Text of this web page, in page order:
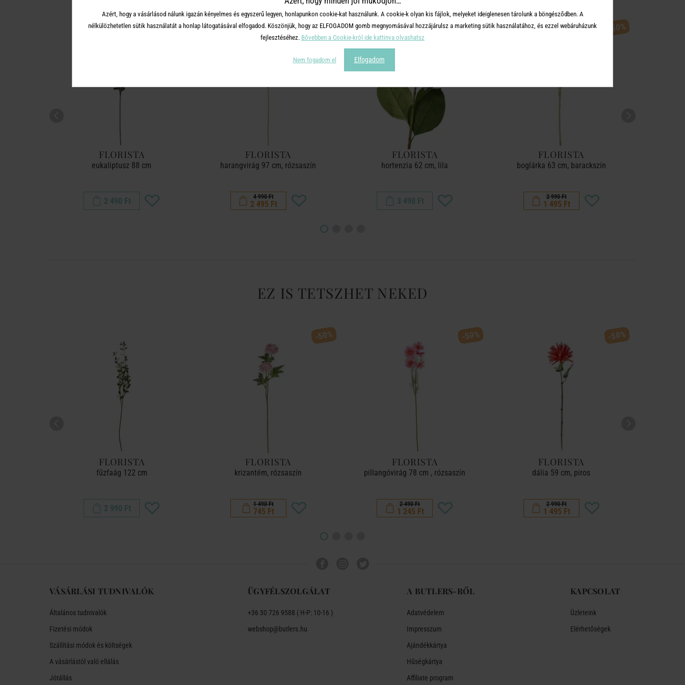
FLORISTA
eukaliptusz 88 cm
2 490 Ft
-50%
FLORISTA
harangvirág 97 cm, rózsaszín
4 990 Ft
2 495 Ft
FLORISTA
hortenzia 62 cm, lila
3 490 Ft
-50%
FLORISTA
boglárka 63 cm, barackszín
2 990 Ft
1 495 Ft
EZ IS TETSZHET NEKED
FLORISTA
fűzfaág 122 cm
2 990 Ft
-50%
FLORISTA
krizantém, rózsaszín
1 490 Ft
745 Ft
-50%
FLORISTA
pillangóvirág 78 cm , rózsaszín
2 490 Ft
1 245 Ft
-50%
FLORISTA
dália 59 cm, piros
2 990 Ft
1 495 Ft
VÁSÁRLÁSI TUDNIVALÓK
Általános tudnivalók
Fizetési módok
Szállítási módok és költségek
A vásárlástól való ellálás
Jótállás
ÜGYFÉLSZOLGÁLAT
+36 30 726 9588 ( H-P: 10-16 )
webshop@butlers.hu
A BUTLERS-RŐL
Adatvédelem
Impresszum
Ajándékkártya
Hűségkártya
Affiliate program
KAPCSOLAT
Üzleteink
Elérhetőségek
Azért, hogy a vásárlásod nálunk igazán kényelmes és egyszerű legyen, honlapunkon cookie-kat használunk. A cookie-k olyan kis fájlok, melyeket ideiglenesen tárolunk a böngésződben. A
nélkülözhetetlen sütik használatát a honlap látogatásával elfogadod. Köszönjük, hogy az ELFOGADOM gomb megnyomásával hozzájárulsz a marketing sütik használatához, és ezzel webáruházunk
fejlesztéséhez. Bővebben a Cookie-król ide kattinva olvashatsz
Nem fogadom el Elfogadom